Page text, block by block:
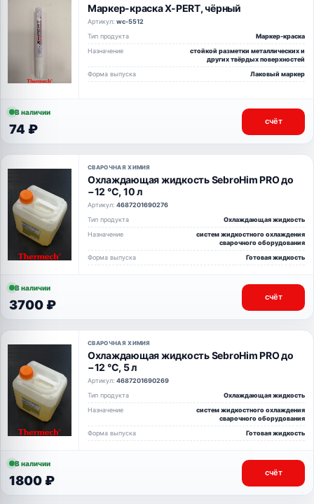
Маркер-краска X-PERT, чёрный
Артикул: wc-5512
Тип продукта
Маркер-краска
Назначение
стойкой разметки металлических и
других твёрдых поверхностей
Форма выпуска
Лаковый маркер
В наличии
74 ₽
счёт
СВАРОЧНАЯ ХИМИЯ
Охлаждающая жидкость SebroHim PRO до
−12 °C, 10 л
Артикул: 4687201690276
Тип продукта
Охлаждающая жидкость
Назначение
систем жидкостного охлаждения
сварочного оборудования
Форма выпуска
Готовая жидкость
В наличии
3700 ₽
счёт
СВАРОЧНАЯ ХИМИЯ
Охлаждающая жидкость SebroHim PRO до
−12 °C, 5 л
Артикул: 4687201690269
Тип продукта
Охлаждающая жидкость
Назначение
систем жидкостного охлаждения
сварочного оборудования
Форма выпуска
Готовая жидкость
В наличии
1800 ₽
счёт